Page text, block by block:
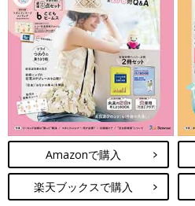
Amazonで購入
楽天ブックスで購入